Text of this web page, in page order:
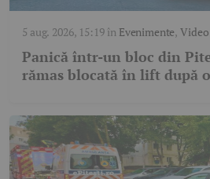
5 aug. 2026, 15:19în Evenimente,Video
Panică într-un bloc din
rămas blocată în lift după